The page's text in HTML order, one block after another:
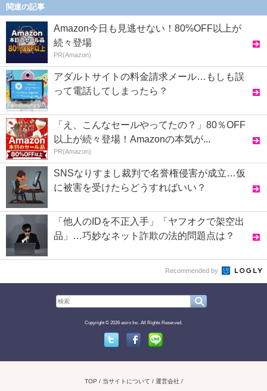
関連の記事
Amazon今日も見逃せない！80%OFF以上が
続々登場
PR(Amazon)
アダルトサイトの料金請求メール…もしも誤
って電話してしまったら？
「え、こんなセールやってたの？」80％OFF
以上が続々登場！Amazonの本気が...
PR(Amazon)
SNSなりすまし裁判で名誉権侵害が成立…仮
に被害を受けたらどうすればいい？
「他人のIDを不正入手」「ヤフオクで架空出
品」…巧妙なネット詐欺の法的問題点は？
Recommended by
Copyright © 2026 asiro Inc. All Rights Reserved.
TOP 当サイトについて 運営会社